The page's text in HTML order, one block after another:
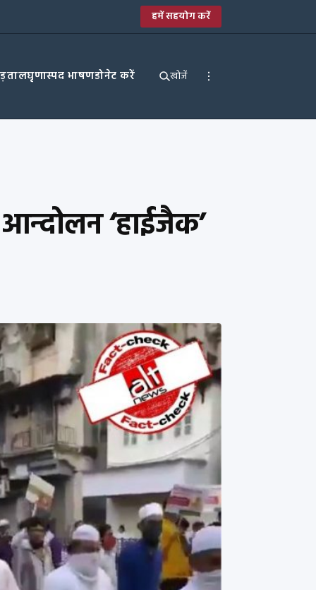
हमें सहयोग करें
घृणास्पद भाषणडोनेट करें खोजें
‘हाईजैक’